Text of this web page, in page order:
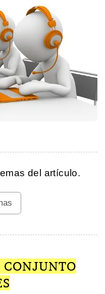
del artículo.
CONJUNTO